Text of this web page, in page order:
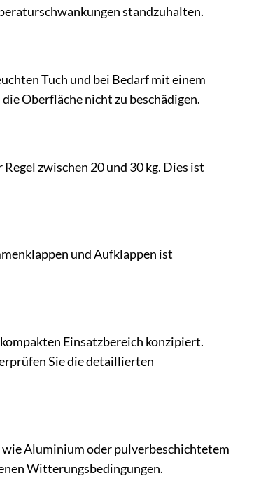
standzuhalten.
Tuch und bei Bedarf mit einem
Oberfläche nicht zu beschädigen.
zwischen 20 und 30 kg. Dies ist
und Aufklappen ist
Einsatzbereich konzipiert.
Sie die detaillierten
Aluminium oder pulverbeschichtetem
Witterungsbedingungen.